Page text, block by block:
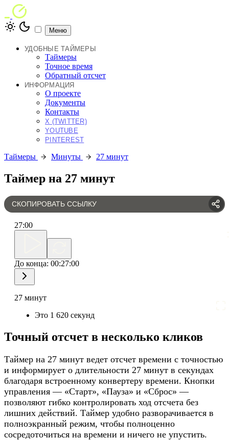
Меню
УДОБНЫЕ ТАЙМЕРЫ
Таймеры
Точное время
Обратный отсчет
ИНФОРМАЦИЯ
О проекте
Документы
Контакты
X (TWITTER)
YOUTUBE
PINTEREST
Таймеры Минуты 27 минут
Таймер на 27 минут
СКОПИРОВАТЬ ССЫЛКУ
27:00
До конца: 00:27:00
27 минут
Это 1 620 секунд
Точный отсчет в несколько кликов
Таймер на 27 минут ведет отсчет времени с точностью
и информирует о длительности 27 минут в секундах
благодаря встроенному конвертеру времени. Кнопки
управления — «Старт», «Пауза» и «Сброс» —
позволяют гибко контролировать ход отсчета без
лишних действий. Таймер удобно разворачивается в
полноэкранный режим, чтобы полноценно
сосредоточиться на времени и ничего не упустить.